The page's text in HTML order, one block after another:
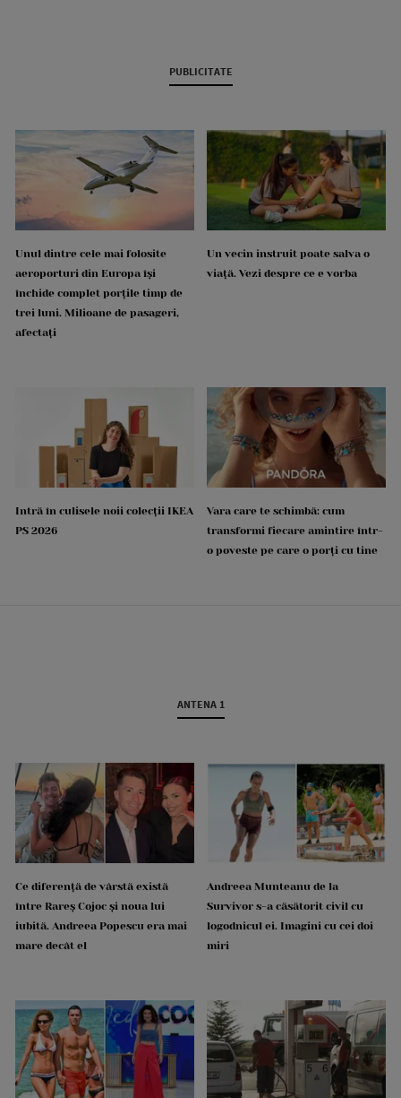
PUBLICITATE
Unul dintre cele mai folosite
aeroporturi din Europa își
închide complet porțile timp de
trei luni. Milioane de pasageri,
afectați
Un vecin instruit poate salva o
viață. Vezi despre ce e vorba
Intră în culisele noii colecții IKEA
PS 2026
Vara care te schimbă: cum
transformi fiecare amintire într-
o poveste pe care o porți cu tine
ANTENA 1
Ce diferență de vârstă există
între Rareș Cojoc și noua lui
iubită. Andreea Popescu era mai
mare decât el
Andreea Munteanu de la
Survivor s-a căsătorit civil cu
logodnicul ei. Imagini cu cei doi
miri